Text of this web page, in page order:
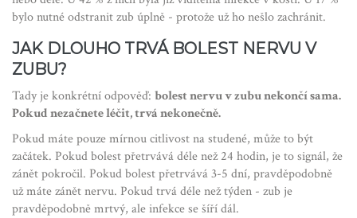
bylo nutné odstranit zub úplně - protože už ho nešlo zachránit.
JAK DLOUHO TRVÁ BOLEST NERVU V
ZUBU?
Tady je konkrétní odpověď: bolest nervu v zubu nekončí sama.
Pokud nezačnete léčit, trvá nekonečně.
Pokud máte pouze mírnou citlivost na studené, může to být
začátek. Pokud bolest přetrvává déle než 24 hodin, je to signál, že
zánět pokročil. Pokud bolest přetrvává 3-5 dní, pravděpodobně
už máte zánět nervu. Pokud trvá déle než týden - zub je
pravděpodobně mrtvý, ale infekce se šíří dál.